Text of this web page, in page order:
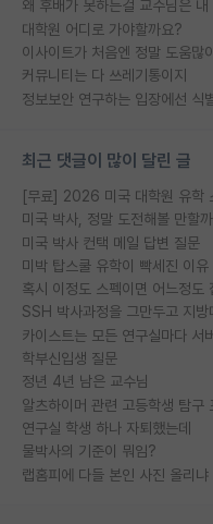
대학원 어디로 가야할까요?
이사이트가 처음엔 정말 도움많
커뮤니티는 다 쓰레기통이지
최근 댓글이 많이 달린 글
미국 박사, 정말 도전해볼 만할
미국 박사 컨택 메일 답변 질문
미박 탑스쿨 유학이 빡세진 이유
혹시 이정도 스펙이면 어느정도
카이스트는 모든 연구실마다 서
학부신입생 질문
정년 4년 남은 교수님
알츠하이머 관련 고등학생 탐구
연구실 학생 하나 자퇴했는데
물박사의 기준이 뭐임?
랩홈피에 다들 본인 사진 올리냐